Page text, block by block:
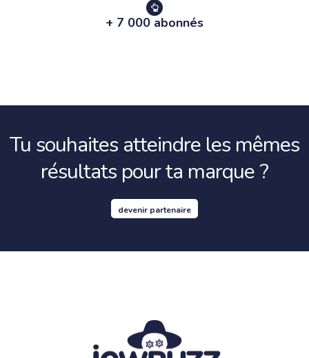
+ 7 000 abonnés
Tu souhaites atteindre les mêmes
résultats pour ta marque ?
devenir partenaire